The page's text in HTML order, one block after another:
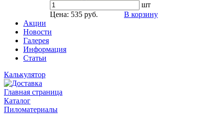
шт
Цена: 535 руб.
В корзину
Акции
Новости
Галерея
Информация
Статьи
Калькулятор
Главная страница
Каталог
Пиломатериалы